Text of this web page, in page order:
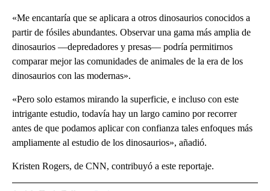
«Me encantaría que se aplicara a otros dinosaurios conocidos a
partir de fósiles abundantes. Observar una gama más amplia de
dinosaurios ––depredadores y presas–– podría permitirnos
comparar mejor las comunidades de animales de la era de los
dinosaurios con las modernas».
«Pero solo estamos mirando la superficie, e incluso con este
intrigante estudio, todavía hay un largo camino por recorrer
antes de que podamos aplicar con confianza tales enfoques más
ampliamente al estudio de los dinosaurios», añadió.
Kristen Rogers, de CNN, contribuyó a este reportaje.